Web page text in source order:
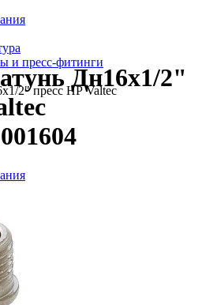
и пресс-фитинги
2" пресс НР ValtecДн16х1/2"
и пресс-фитинги
2" пресс НР Valtec